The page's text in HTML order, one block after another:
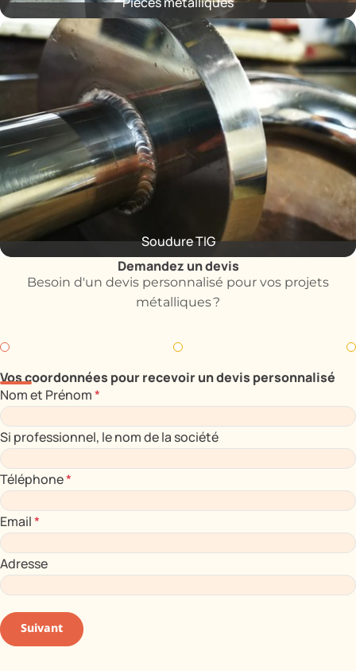
Soudure TIG
Vos coordonnées pour recevoir un devis personnalisé
Nom et Prénom*
Si professionnel, le nom de la société
Téléphone*
Email*
Adresse
Suivant
Demandez un devis
Besoin d'un devis personnalisé pour vos projets
métalliques ?